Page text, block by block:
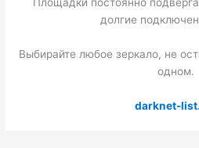
Площадки постоянно
долгие
Выбирайте любое зеркало, не
одном.
darknet-